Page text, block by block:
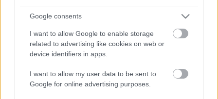
Google consents
I want to allow Google to enable storage
related to advertising like cookies on web or
device identifiers in apps.
I want to allow my user data to be sent to
Google for online advertising purposes.
HÍRDETÉS
HÍRDETÉS
LEGOLVASOTTABB